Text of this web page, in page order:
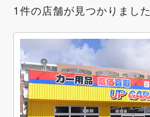
1件の店舗が見つかりました